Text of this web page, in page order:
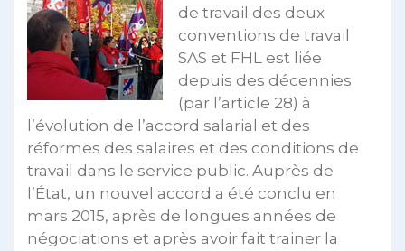
de travail des deux
conventions de travail
SAS et FHL est liée
depuis des décennies
(par l’article 28) à
l’évolution de l’accord salarial et des
réformes des salaires et des conditions de
travail dans le service public. Auprès de
l’État, un nouvel accord a été conclu en
mars 2015, après de longues années de
négociations et après avoir fait trainer la